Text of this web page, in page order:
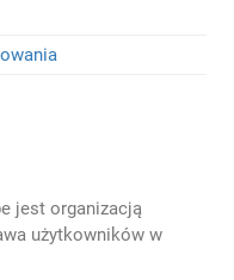
jest organizacją
użytkowników w